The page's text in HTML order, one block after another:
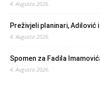
4. Augusta 2026.
Preživjeli planinari, Adilović
4. Augusta 2026.
Spomen za Fadila
4. Augusta 2026.